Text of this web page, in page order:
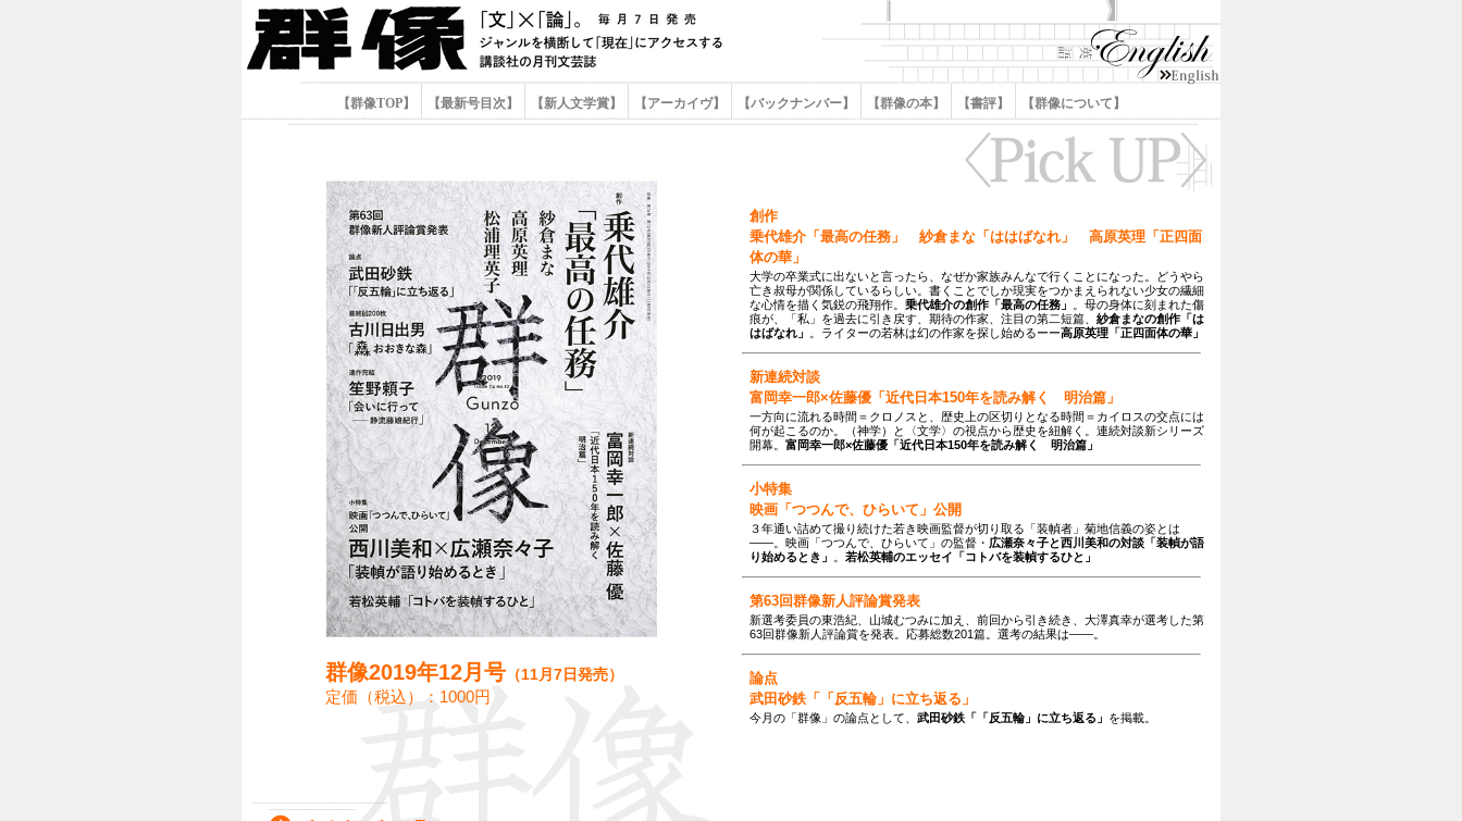
【群像TOP】 【最新号目次】 【新人文学賞】 【アーカイヴ】 【バックナンバー】 【群像の本】 【書評】 【群像について】
群像2019年12月号 （11月7日発売）
定価（税込）：1000円
創作
乗代雄介「最高の任務」 紗倉まな「ははばなれ」 高原英理「正四面
体の華」
大学の卒業式に出ないと言ったら、なぜか家族みんなで行くことになった。どうやら
亡き叔母が関係しているらしい。書くことでしか現実をつかまえられない少女の繊細
な心情を描く気鋭の飛翔作。 乗代雄介の創作「最高の任務」
。母の身体に刻まれた傷
痕が、「私」を過去に引き戻す、期待の作家、注目の第二短篇、 紗倉まなの創作「は
はばなれ」
。ライターの若林は幻の作家を探し始めるーー高原英理「正四面体の華」
新連続対談
富岡幸一郎×佐藤優「近代日本150年を読み解く 明治篇」
一方向に流れる時間＝クロノスと、歴史上の区切りとなる時間＝カイロスの交点には
何が起こるのか。（神学）と〈文学〉の視点から歴史を紐解く。連続対談新シリーズ
開幕。 富岡幸一郎×佐藤優「近代日本150年を読み解く 明治篇」
小特集
映画「つつんで、ひらいて」公開
３年通い詰めて撮り続けた若き映画監督が切り取る「装幀者」菊地信義の姿とは
――。映画「つつんで、ひらいて」の監督・ 広瀬奈々子と西川美和の対談「装幀が語
り始めるとき」
。 若松英輔のエッセイ「コトバを装幀するひと」
第63回群像新人評論賞発表
新選考委員の東浩紀、山城むつみに加え、前回から引き続き、大澤真幸が選考した第
63回群像新人評論賞を発表。応募総数201篇。選考の結果は――。
論点
武田砂鉄「「反五輪」に立ち返る」
今月の「群像」の論点として、 武田砂鉄「「反五輪」に立ち返る」 を掲載。